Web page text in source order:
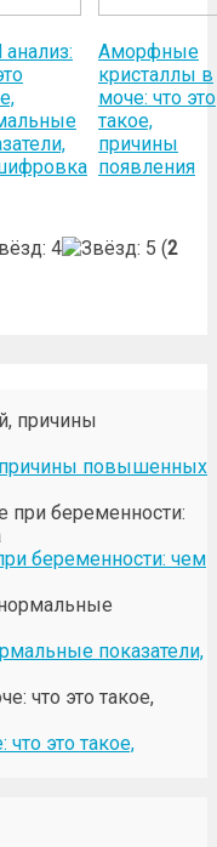
Аморфные
кристаллы в
моче: что это
такое,
причины
появления
(2
причины повышенных
беременности: чем
показатели,
это такое,